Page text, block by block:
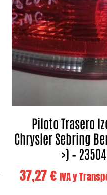
Piloto Trasero
Chrysler Sebring
>) –
37,27€ IVA y